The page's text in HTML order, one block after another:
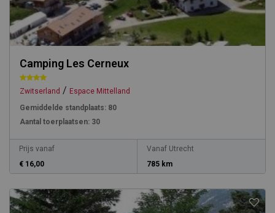
Camping Les Cerneux
Zwitserland / Espace Mittelland
Gemiddelde standplaats: 80
Aantal toerplaatsen: 30
Prijs vanaf
€ 16,00
Vanaf Utrecht
785 km